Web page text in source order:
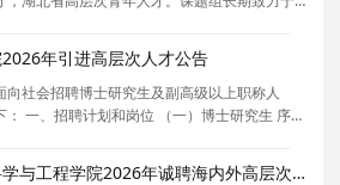
坚持基础研究牵引、关键技术突破、产业场
钛矿太阳能电池领域取
年引进高层次人才公告
社会招聘博士研究生及副高级以上职称人
一、招聘计划和岗位 （一）博士研究生 序号
招聘数量 1 工商管理学 1202 教学科研岗 1 2
计 1357 教学
郑州轻工业大学烟草科学与工程学院2026年诚聘海内外高层次人才